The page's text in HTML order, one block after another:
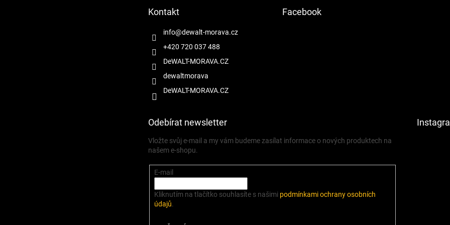
Kontakt
info@dewalt-morava.cz
+420 720 037 488
DeWALT-MORAVA.CZ
dewaltmorava
DeWALT-MORAVA.CZ
Facebook
Odebírat newsletter
Vložte svůj e-mail a my vám budeme zasílat informace o nových produktech na
našem e-shopu.
E-mail
Kliknutím na tlačítko souhlasíte s našimi podmínkami ochrany osobních
údajů.